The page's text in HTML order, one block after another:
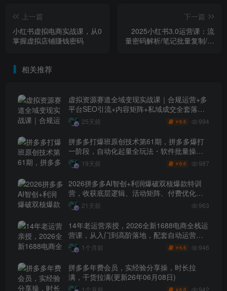
上一篇
小红书虚拟电商实战课，从0
掌握虚拟店铺賺钱密码
下一篇
2025小红书3.0运营课：流
量密码解析/笔记批量复制/私
相关推荐
虚拟资源赛道全域变现实战课｜合规运营+多
平台SEO引流+内容矩阵+私域成交全套落地
玩法25天前 ￥6.6 994
拼多多打爆班原创技术第61期，拼多多爆打
一阶段，自动化起量全玩法・软件批量操
作・投产优化・大促矩阵实战课
19天前 ￥6.6 987
2026拼多多AI智创+利润爆破双核爆款特训
营，收获底层逻辑、活动矩阵、付费优化、
0-1打爆SOP
21天前 963
14年老运营亲授，2026全新1688电商全栈运
营课，从入门到高阶落地，配套自动运营表
+工具包+直播诊断等
1个月前 ￥6.6 946
拼多多年费会员，实经验分享操，时长拉
满，干货拉满(更新26年06月08日)
￥6.6 942